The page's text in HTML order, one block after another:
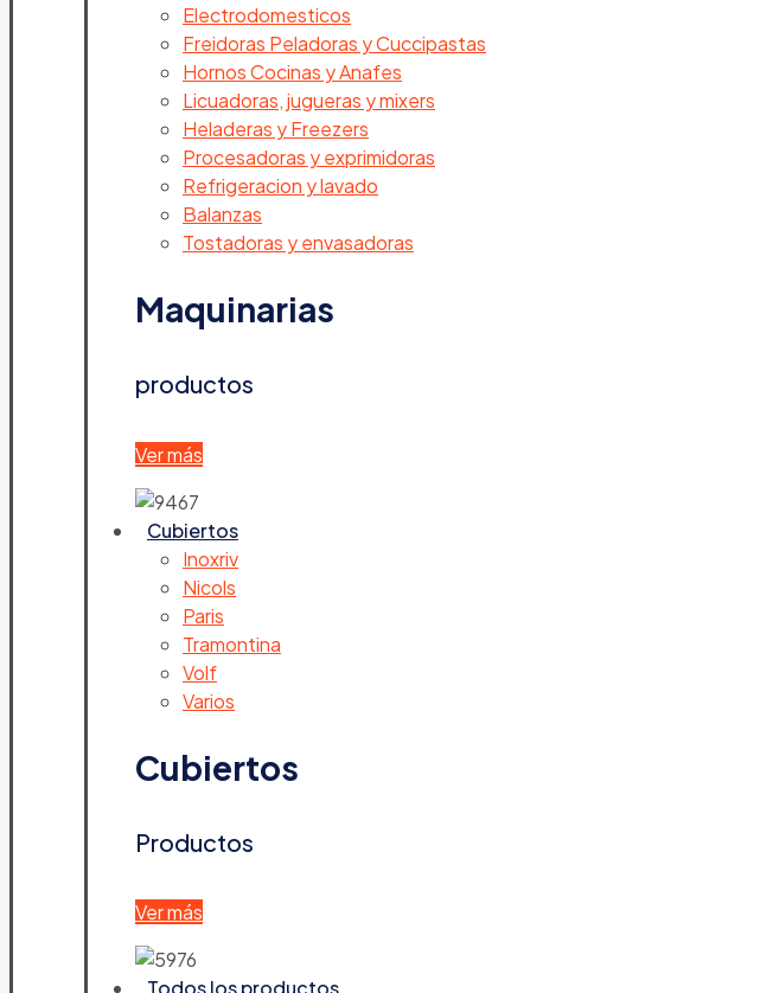
Electrodomesticos
Freidoras Peladoras y Cuccipastas
Hornos Cocinas y Anafes
Licuadoras, jugueras y mixers
Heladeras y Freezers
Procesadoras y exprimidoras
Refrigeracion y lavado
Balanzas
Tostadoras y envasadoras
Maquinarias
productos
Ver más
Cubiertos
Inoxriv
Nicols
Paris
Tramontina
Volf
Varios
Cubiertos
Productos
Ver más